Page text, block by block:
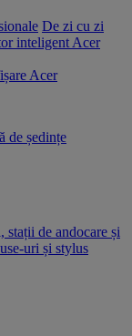
De zi cu zi
inteligent Acer
Acer
de ședințe
stații de andocare și
uri și stylus